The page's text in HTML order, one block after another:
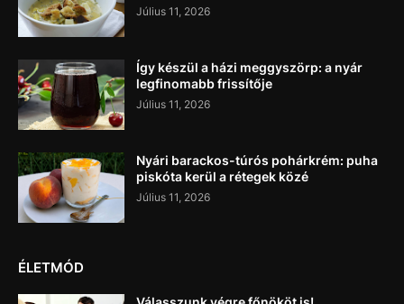
Július 11, 2026
Így készül a házi meggyszörp: a nyár
legfinomabb frissítője
Július 11, 2026
Nyári barackos-túrós pohárkrém: puha
piskóta kerül a rétegek közé
Július 11, 2026
ÉLETMÓD